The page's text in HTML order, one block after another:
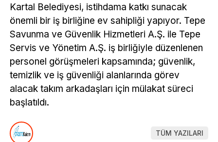
Kartal Belediyesi, istihdama katkı sunacak
önemli bir iş birliğine ev sahipliği yapıyor. Tepe
Savunma ve Güvenlik Hizmetleri A.Ş. ile Tepe
Servis ve Yönetim A.Ş. iş birliğiyle düzenlenen
personel görüşmeleri kapsamında; güvenlik,
temizlik ve iş güvenliği alanlarında görev
alacak takım arkadaşları için mülakat süreci
başlatıldı.
TÜM YAZILARI